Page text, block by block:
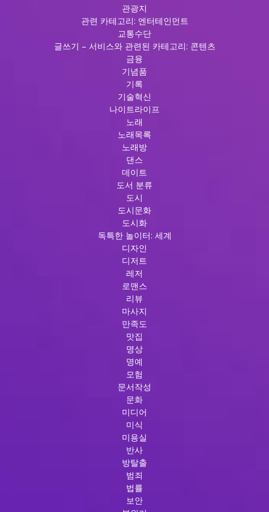
관광지
관련 카테고리: 엔터테인먼트
교통수단
글쓰기 – 서비스와 관련된 카테고리: 콘텐츠
금융
기념품
기록
기술혁신
나이트라이프
노래
노래목록
노래방
댄스
데이트
도서 분류
도시
도시문화
도시화
독특한 놀이터: 세계
디자인
디저트
레저
로맨스
리뷰
마사지
만족도
맛집
명상
명예
모험
문서작성
문화
미디어
미식
미용실
반사
방탈출
범죄
법률
보안